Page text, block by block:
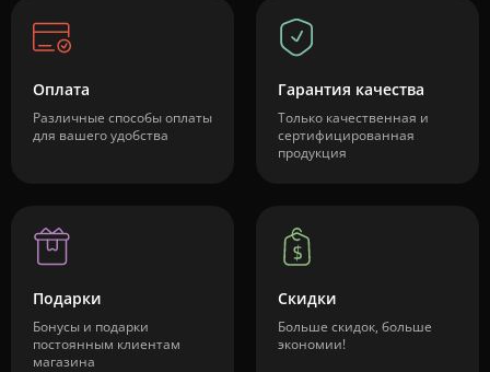
Оплата
Различные способы оплаты
для вашего удобства
Гарантия качества
Только качественная и
сертифицированная
продукция
Подарки
Бонусы и подарки
постоянным клиентам
магазина
Скидки
Больше скидок, больше
экономии!